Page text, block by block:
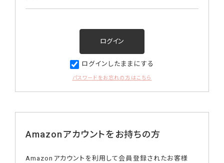
ログインしたままにする
パスワードをお忘れの方はこちら
Amazonアカウントをお持ちの方
Amazonアカウントを利用して会員登録されたお客様